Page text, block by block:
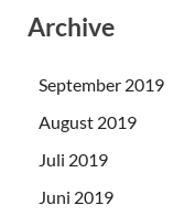
Archive
September 2019
August 2019
Juli 2019
Juni 2019